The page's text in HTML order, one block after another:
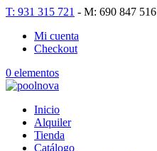
T: 931 315 721 - M: 690 847 516
Mi cuenta
Checkout
0 elementos
Inicio
Alquiler
Tienda
Catálogo